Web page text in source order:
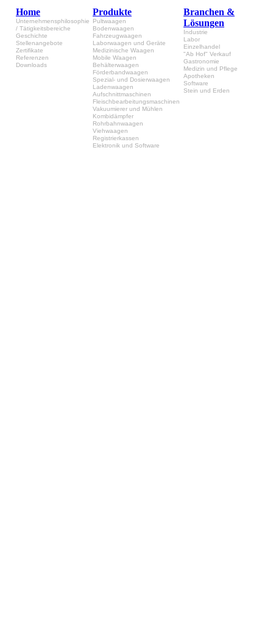
Home
Unternehmensphilosophie
/ Tätigkeitsbereiche
Geschichte
Stellenangebote
Zertifikate
Referenzen
Downloads
Produkte
Pultwaagen
Bodenwaagen
Fahrzeugwaagen
Laborwaagen und Geräte
Medizinische Waagen
Mobile Waagen
Behälterwaagen
Förderbandwaagen
Spezial- und Dosierwaagen
Ladenwaagen
Aufschnittmaschinen
Fleischbearbeitungsmaschinen
Vakuumierer und Mühlen
Kombidämpfer
Rohrbahnwaagen
Viehwaagen
Registrierkassen
Elektronik und Software
Branchen &
Lösungen
Industrie
Labor
Einzelhandel
"Ab Hof" Verkauf
Gastronomie
Medizin und Pflege
Apotheken
Software
Stein und Erden